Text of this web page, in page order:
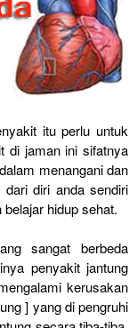
itu perlu untuk
di jaman ini sifatnya
menangani dan
diri anda sendiri
hidup sehat.
sangat berbeda
penyakit jantung
kerusakan
] yang di pengruhi